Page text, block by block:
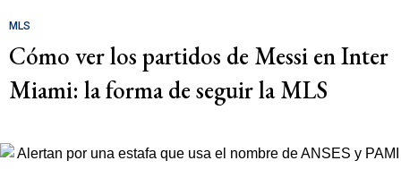
MLS
Cómo ver los partidos de Messi en Inter
Miami: la forma de seguir la MLS